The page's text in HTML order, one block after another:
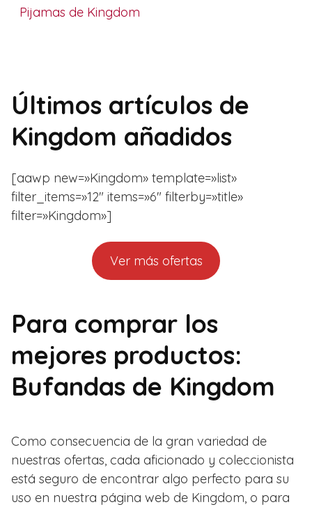
Pijamas de Kingdom
Últimos artículos de
Kingdom añadidos
[aawp new=»Kingdom» template=»list»
filter_items=»12″ items=»6″ filterby=»title»
filter=»Kingdom»]
Ver más ofertas
Para comprar los
mejores productos:
Bufandas de Kingdom
Como consecuencia de la gran variedad de
nuestras ofertas, cada aficionado y coleccionista
está seguro de encontrar algo perfecto para su
uso en nuestra página web de Kingdom, o para